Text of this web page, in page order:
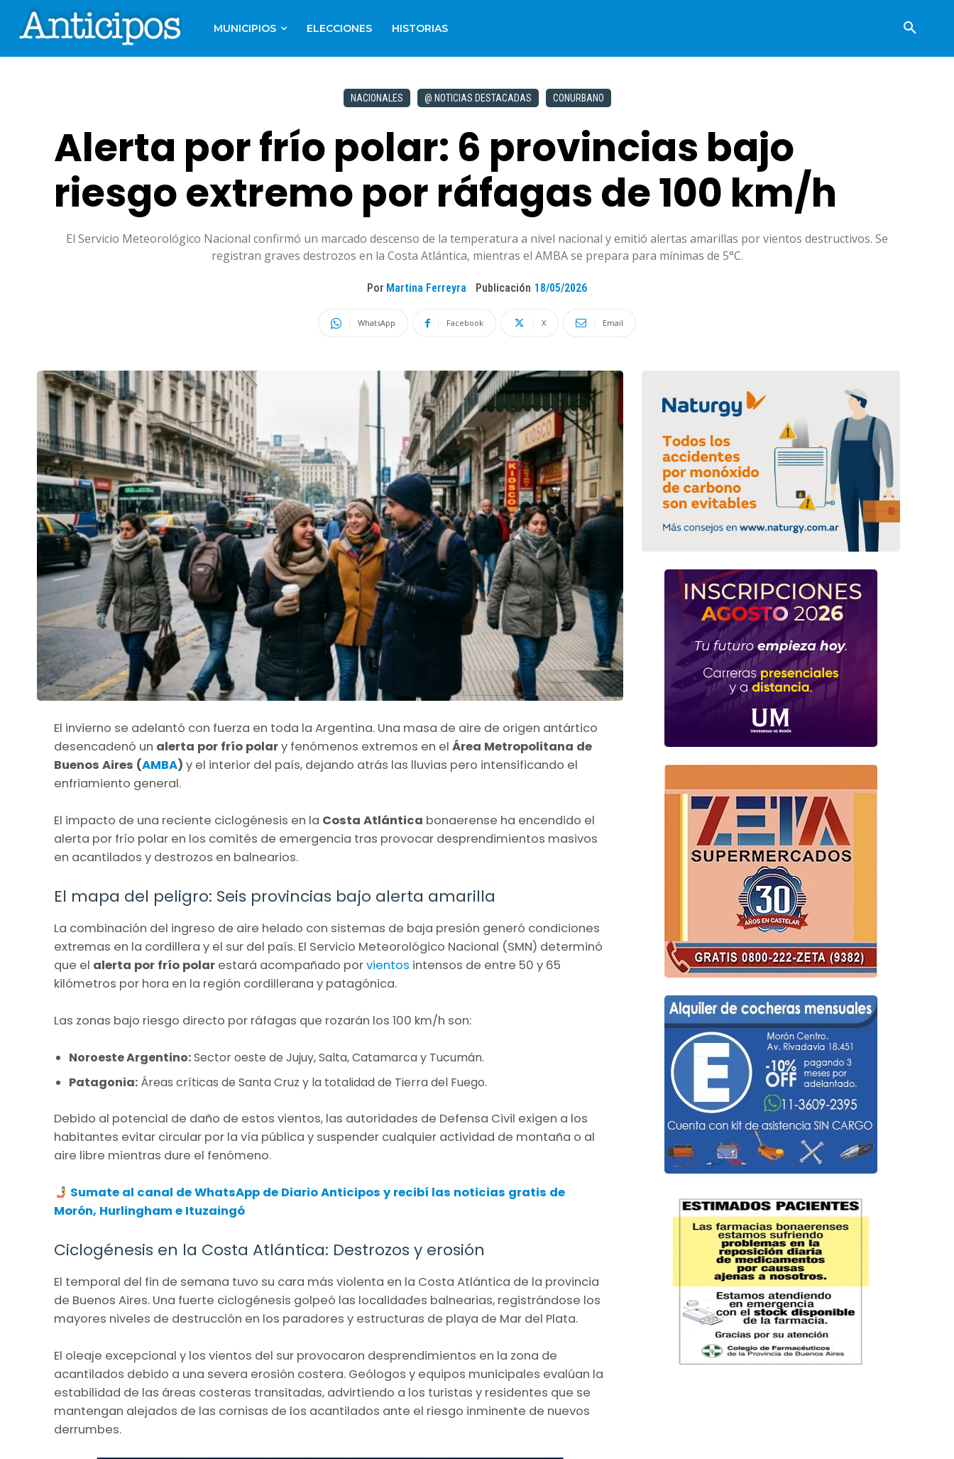
MUNICIPIOS ELECCIONES HISTORIAS
NACIONALES @ NOTICIAS DESTACADAS CONURBANO
Alerta por frío polar: 6 provincias bajo
riesgo extremo por ráfagas de 100 km/h
El Servicio Meteorológico Nacional confirmó un marcado descenso de la temperatura a nivel nacional y emitió alertas amarillas por vientos destructivos. Se
registran graves destrozos en la Costa Atlántica, mientras el AMBA se prepara para mínimas de 5°C.
Por Martina Ferreyra Publicación 18/05/2026
WhatsApp Facebook X Email
El invierno se adelantó con fuerza en toda la Argentina. Una masa de aire de origen antártico
desencadenó un alerta por frío polary fenómenos extremos en el Área Metropolitana de
Buenos Aires (AMBA) y el interior del país, dejando atrás las lluvias pero intensificando el
enfriamiento general.
El impacto de una reciente ciclogénesis en la Costa Atlántica bonaerense ha encendido el
alerta por frío polar en los comités de emergencia tras provocar desprendimientos masivos
en acantilados y destrozos en balnearios.
El mapa del peligro: Seis provincias bajo alerta amarilla
La combinación del ingreso de aire helado con sistemas de baja presión generó condiciones
extremas en la cordillera y el sur del país. El Servicio Meteorológico Nacional (SMN) determinó
que el alerta por frío polar estará acompañado porvientos intensos de entre 50 y 65
kilómetros por hora en la región cordillerana y patagónica.
Las zonas bajo riesgo directo por ráfagas que rozarán los 100 km/h son:
Noroeste Argentino:Sector oeste de Jujuy, Salta, Catamarca y Tucumán.
Patagonia: Áreas críticas de Santa Cruz y la totalidad de Tierra del Fuego.
Debido al potencial de daño de estos vientos, las autoridades de Defensa Civil exigen a los
habitantes evitar circular por la vía pública y suspender cualquier actividad de montaña o al
aire libre mientras dure el fenómeno.
Sumate al canal de WhatsApp de Diario Anticipos y recibí las noticias gratis de
Morón, Hurlingham e Ituzaingó
Ciclogénesis en la Costa Atlántica: Destrozos y erosión
El temporal del fin de semana tuvo su cara más violenta en la Costa Atlántica de la provincia
de Buenos Aires. Una fuerte ciclogénesis golpeó las localidades balnearias, registrándose los
mayores niveles de destrucción en los paradores y estructuras de playa de Mar del Plata.
El oleaje excepcional y los vientos del sur provocaron desprendimientos en la zona de
acantilados debido a una severa erosión costera. Geólogos y equipos municipales evalúan la
estabilidad de las áreas costeras transitadas, advirtiendo a los turistas y residentes que se
mantengan alejados de las cornisas de los acantilados ante el riesgo inminente de nuevos
derrumbes.